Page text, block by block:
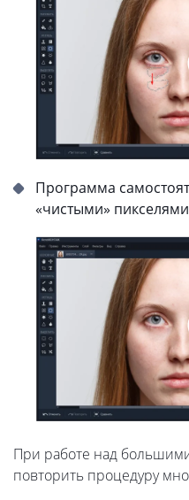
Программа
«чистыми»
При работе над
повторить процедуру